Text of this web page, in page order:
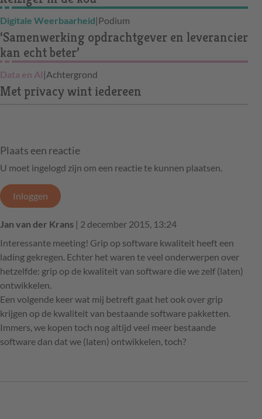
Digitale Weerbaarheid|Podium
‘Samenwerking opdrachtgever en leverancier
kan echt beter’
Data en AI |Achtergrond
Met privacy wint iedereen
Plaats een reactie
U moet ingelogd zijn om een reactie te kunnen plaatsen.
Inloggen
Jan van der Krans | 2 december 2015, 13:24
Interessante meeting! Grip op software kwaliteit heeft een
lading gekregen. Echter het waren te veel onderwerpen over
hetzelfde: grip op de kwaliteit van software die we zelf (laten)
ontwikkelen.
Een volgende keer wat mij betreft gaat het ook over grip
krijgen op de kwaliteit van bestaande software pakketten.
Immers, we kopen toch nog altijd veel meer bestaande
software dan dat we (laten) ontwikkelen, toch?